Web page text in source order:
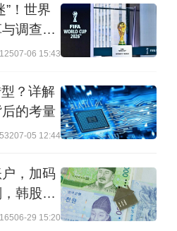
（来源：央视新闻资料图）
究会副会长、上海对
岛研究中心主任詹德
道，这一突发事件之
”！世界
调查在
07-06 15:43
？详解
的考量
07-05 12:44
，加码
韩股
06-29 15:20